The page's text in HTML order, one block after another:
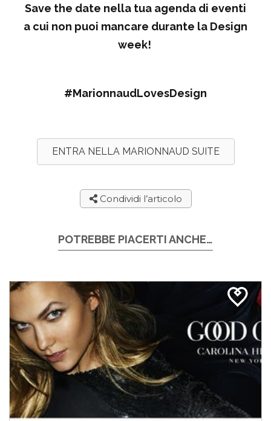
Save the date nella tua agenda di eventi
a cui non puoi mancare durante la Design
week!
#MarionnaudLovesDesign
ENTRA NELLA MARIONNAUD SUITE
Condividi l’articolo
POTREBBE PIACERTI ANCHE…